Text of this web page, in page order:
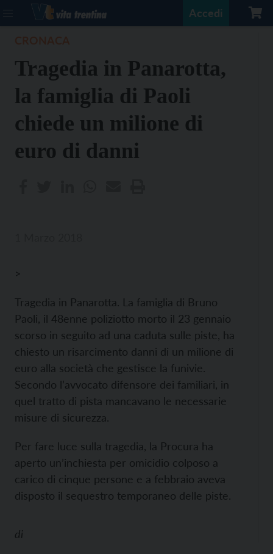
Accedi
Tragedia in Panarotta,
la famiglia di Paoli
chiede un milione di
euro di danni
>
Tragedia in Panarotta. La famiglia di Bruno
Paoli, il 48enne poliziotto morto il 23 gennaio
scorso in seguito ad una caduta sulle piste, ha
chiesto un risarcimento danni di un milione di
euro alla società che gestisce la funivie.
Secondo l’avvocato difensore dei familiari, in
quel tratto di pista mancavano le necessarie
misure di sicurezza.
Per fare luce sulla tragedia, la Procura ha
aperto un’inchiesta per omicidio colposo a
carico di cinque persone e a febbraio aveva
disposto il sequestro temporaneo delle piste.
di